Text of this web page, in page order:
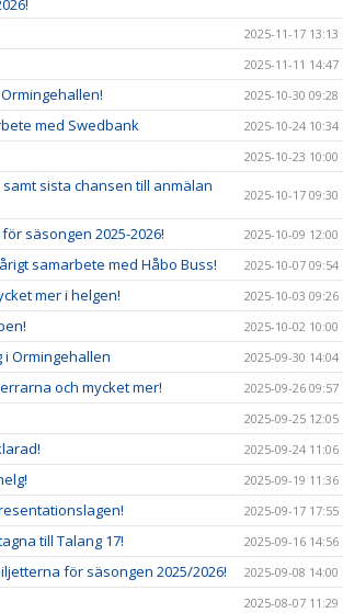
2025-11-17 13:13
2025-11-11 14:47
2025-10-30 09:28
med Swedbank 2025-10-24 10:34
2025-10-23 10:00
sista chansen till anmälan
2025-10-17 09:30
säsongen 2025-2026! 2025-10-09 12:00
samarbete med Håbo Buss! 2025-10-07 09:54
mer i helgen! 2025-10-03 09:26
2025-10-02 10:00
Ormingehallen 2025-09-30 14:04
och mycket mer! 2025-09-26 09:57
2025-09-25 12:05
2025-09-24 11:06
2025-09-19 11:36
2025-09-17 17:55
till Talang 17! 2025-09-16 14:56
för säsongen 2025/2026! 2025-09-08 14:00
2025-08-07 11:29